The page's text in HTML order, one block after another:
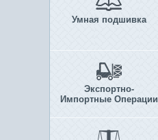
Умная подшивка
Экспортно-
Импортные Операции